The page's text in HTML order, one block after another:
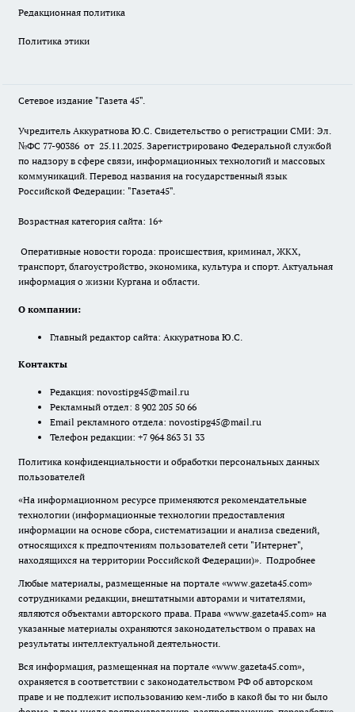
Редакционная политика
Политика этики
Сетевое издание "Газета 45".
Учредитель Аккуратнова Ю.С. Свидетельство о регистрации СМИ: Эл.
№ФС 77-90386 от 25.11.2025. Зарегистрировано Федеральной службой
по надзору в сфере связи, информационных технологий и массовых
коммуникаций. Перевод названия на государственный язык
Российской Федерации: "Газета45".
Возрастная категория сайта: 16+
Оперативные новости города: происшествия, криминал, ЖКХ,
транспорт, благоустройство, экономика, культура и спорт. Актуальная
информация о жизни Кургана и области.
О компании:
Главный редактор сайта: Аккуратнова Ю.С.
Контакты
Редакция: novostipg45@mail.ru
Рекламный отдел: 8 902 205 50 66
Email рекламного отдела: novostipg45@mail.ru
Телефон редакции: +7 964 863 31 33
Политика конфиденциальности и обработки персональных данных
пользователей
«На информационном ресурсе применяются рекомендательные
технологии (информационные технологии предоставления
информации на основе сбора, систематизации и анализа сведений,
относящихся к предпочтениям пользователей сети "Интернет",
находящихся на территории Российской Федерации)». Подробнее
Любые материалы, размещенные на портале «www.gazeta45.com»
сотрудниками редакции, внештатными авторами и читателями,
являются объектами авторского права. Права «www.gazeta45.com» на
указанные материалы охраняются законодательством о правах на
результаты интеллектуальной деятельности.
Вся информация, размещенная на портале «www.gazeta45.com»,
охраняется в соответствии с законодательством РФ об авторском
праве и не подлежит использованию кем-либо в какой бы то ни было